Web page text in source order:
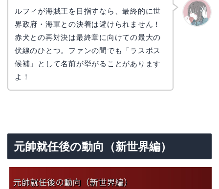
ルフィが海賊王を目指すなら、最終的に世
界政府・海軍との決着は避けられません！
赤犬との再対決は最終章に向けての最大の
伏線のひとつ。ファンの間でも「ラスボス
候補」として名前が挙がることがあります
よ！
元帥就任後の動向（新世界編）